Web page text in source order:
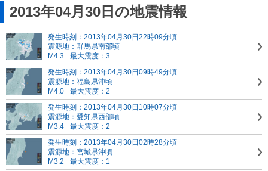
2013年04月30日の地震情報
発生時刻：2013年04月30日22時09分頃
震源地：群馬県南部頃
M4.3
最大震度：3
発生時刻：2013年04月30日09時49分頃
震源地：福島県沖頃
M4.0
最大震度：2
発生時刻：2013年04月30日10時07分頃
震源地：愛知県西部頃
M3.4
最大震度：2
発生時刻：2013年04月30日02時28分頃
震源地：宮城県沖頃
M3.2
最大震度：1